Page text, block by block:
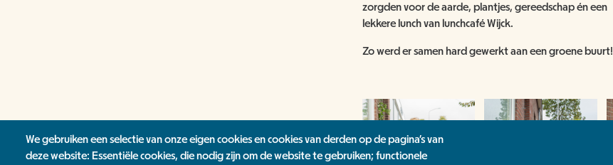
We gebruiken een selectie van onze eigen cookies en cookies van derden op de pagina's van
deze website: Essentiële cookies, die nodig zijn om de website te gebruiken; functionele
zorgden voor de aarde, plantjes, gereedschap én een
lekkere lunch van lunchcafé Wijck.
Zo werd er samen hard gewerkt aan een groene buurt!